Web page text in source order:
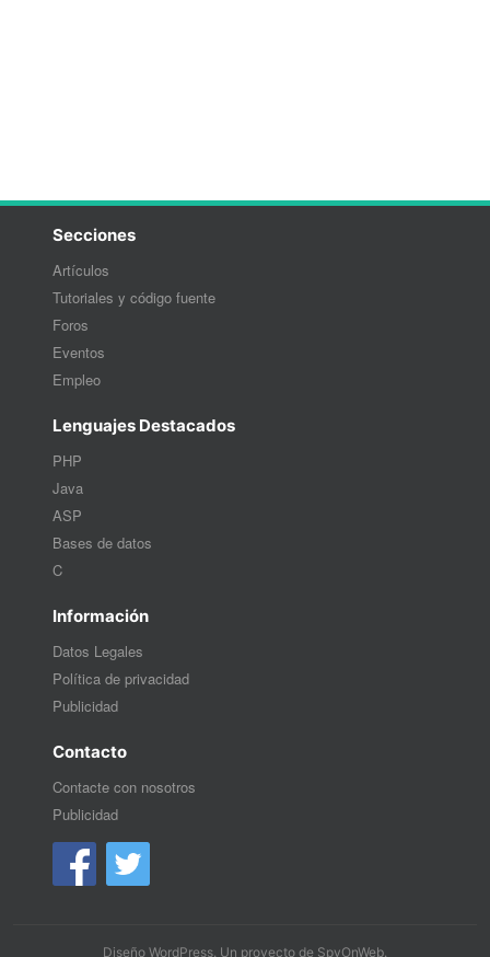
Secciones
Artículos
Tutoriales y código fuente
Foros
Eventos
Empleo
Lenguajes Destacados
PHP
Java
ASP
Bases de datos
C
Información
Datos Legales
Política de privacidad
Publicidad
Contacto
Contacte con nosotros
Publicidad
Diseño WordPress. Un proyecto de SpyOnWeb.